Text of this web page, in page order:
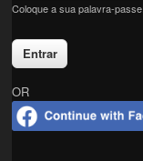
Coloque a sua palavra-passe.
OR